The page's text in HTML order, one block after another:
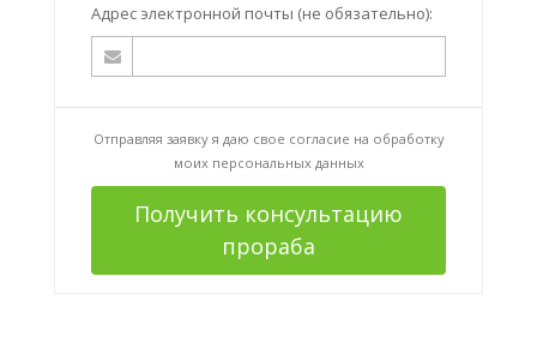
Адрес электронной почты (не обязательно):
Отправляя заявку я даю свое согласие на обработку
моих персональных данных
Получить консультацию
прораба